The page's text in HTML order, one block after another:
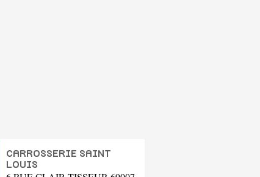
CARROSSERIE SAINT
LOUIS